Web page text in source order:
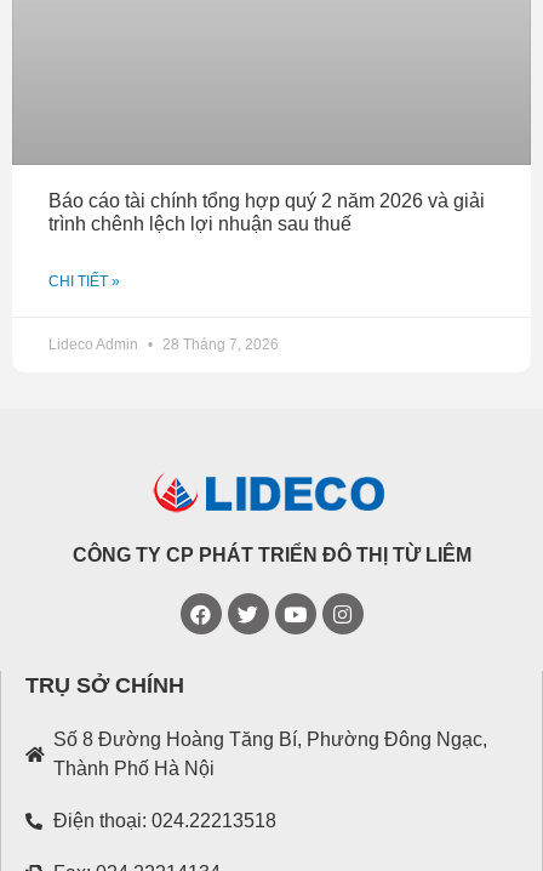
Báo cáo tài chính tổng hợp quý 2 năm 2026 và giải
trình chênh lệch lợi nhuận sau thuế
CHI TIẾT »
Lideco Admin 28 Tháng 7, 2026
CÔNG TY CP PHÁT TRIỂN ĐÔ THỊ TỪ LIÊM
TRỤ SỞ CHÍNH
Số 8 Đường Hoàng Tăng Bí, Phường Đông Ngạc,
Thành Phố Hà Nội
Điện thoại: 024.22213518